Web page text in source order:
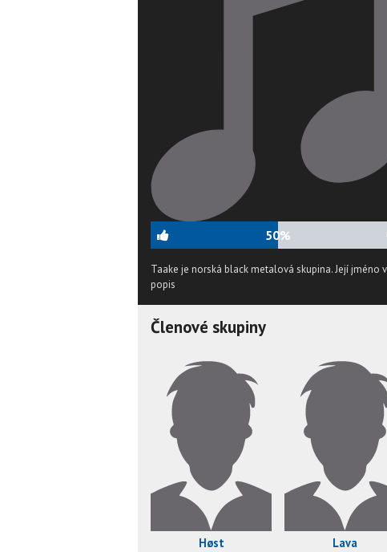
50%
Taake je norská black metalová skupina. Její jméno
popis
Členové skupiny
Høst Lava